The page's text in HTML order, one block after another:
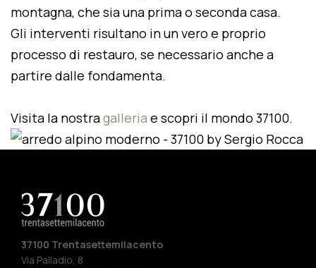
montagna, che sia una prima o seconda casa.
Gli interventi risultano in un vero e proprio
processo di restauro, se necessario anche a
partire dalle fondamenta.
Visita la nostragalleria e scopri il mondo 37100.
37100 Trentasettemilacento
Via Palladio, 8